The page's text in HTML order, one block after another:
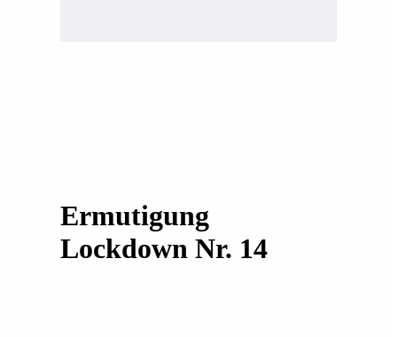
Ermutigung
Lockdown Nr. 14